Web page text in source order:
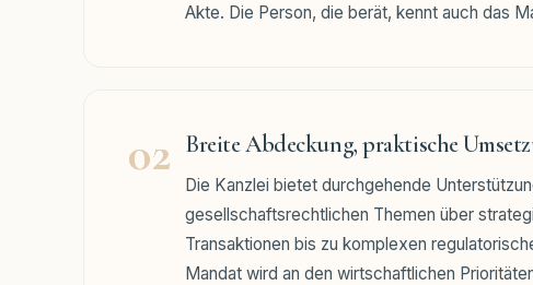
Akte. Die Person, die berät, kennt auch das
02 Breite Abdeckung, praktische
Die Kanzlei bietet durchgehende
gesellschaftsrechtlichen Themen über
Transaktionen bis zu komplexen
Mandat wird an den wirtschaftlichen